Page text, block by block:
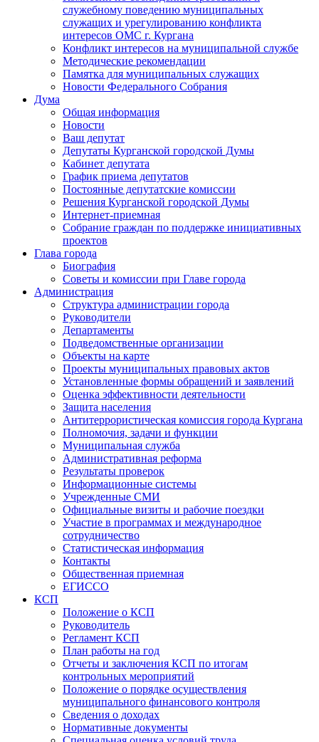
служебному поведению муниципальных
служащих и урегулированию конфликта
интересов ОМС г. Кургана
Конфликт интересов на муниципальной службе
Методические рекомендации
Памятка для муниципальных служащих
Новости Федерального Cобрания
Дума
Общая информация
Новости
Ваш депутат
Депутаты Курганской городской Думы
Кабинет депутата
График приема депутатов
Постоянные депутатские комиссии
Решения Курганской городской Думы
Интернет-приемная
Собрание граждан по поддержке инициативных
проектов
Глава города
Биография
Советы и комиссии при Главе города
Администрация
Структура администрации города
Руководители
Департаменты
Подведомственные организации
Объекты на карте
Проекты муниципальных правовых актов
Установленные формы обращений и заявлений
Оценка эффективности деятельности
Защита населения
Антитеррористическая комиссия города Кургана
Полномочия, задачи и функции
Муниципальная служба
Административная реформа
Результаты проверок
Информационные системы
Учрежденные СМИ
Официальные визиты и рабочие поездки
Участие в программах и международное
сотрудничество
Статистическая информация
Контакты
Общественная приемная
ЕГИССО
КСП
Положение о КСП
Руководитель
Регламент КСП
План работы на год
Отчеты и заключения КСП по итогам
контрольных мероприятий
Положение о порядке осуществления
муниципального финансового контроля
Сведения о доходах
Нормативные документы